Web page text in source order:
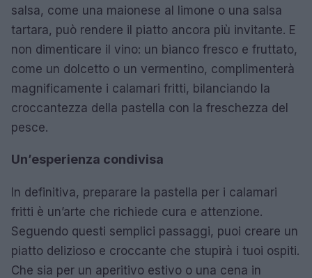
salsa, come una maionese al limone o una salsa
tartara, può rendere il piatto ancora più invitante. E
non dimenticare il vino: un bianco fresco e fruttato,
come un dolcetto o un vermentino, complimenterà
magnificamente i calamari fritti, bilanciando la
croccantezza della pastella con la freschezza del
pesce.
Un’esperienza condivisa
In definitiva, preparare la pastella per i calamari
fritti è un’arte che richiede cura e attenzione.
Seguendo questi semplici passaggi, puoi creare un
piatto delizioso e croccante che stupirà i tuoi ospiti.
Che sia per un aperitivo estivo o una cena in